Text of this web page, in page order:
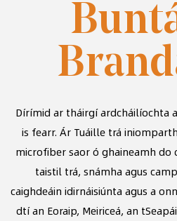
Dírímid ar tháirgí ardcháilíochta
is fearr. Ár Tuáille trá
microfiber saor ó ghaineamh do
taistil trá, snámha agus
caighdeáin idirnáisiúnta agus a
dtí an Eoraip, Meiriceá, an